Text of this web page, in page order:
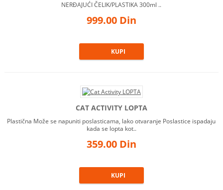
NERĐAJUĆI ČELIK/PLASTIKA 300ml ..
999.00 Din
CAT ACTIVITY LOPTA
Plastična Može se napuniti poslasticama, lako otvaranje Poslastice ispadaju
kada se lopta kot..
359.00 Din